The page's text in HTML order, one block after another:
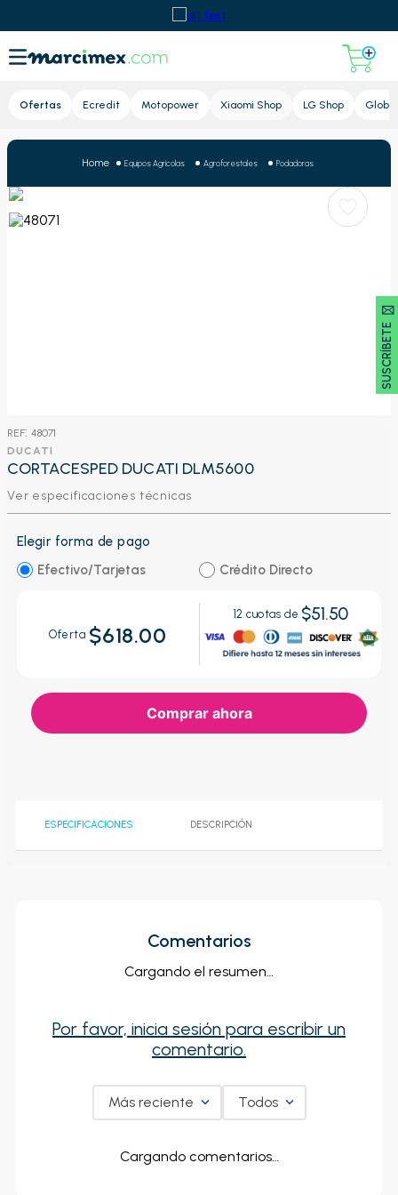
Ofertas Ecredit Motopower Xiaomi Shop LG Shop Global
SUSCRÍBETE 🖂
Equipos Agrícolas Agroforestales Podadoras
: 48071
DUCATI
CORTACESPED DUCATI DLM5600
Ver especificaciones técnicas
Elegir forma de pago
Efectivo/Tarjetas
Crédito Directo
Oferta $618.00
12 cuotas de $51.50
Comprar ahora
ESPECIFICACIONES DESCRIPCIÓN
Comentarios
Cargando el resumen…
Por favor, inicia sesión para escribir un
comentario.
Más reciente Todos
Cargando comentarios…